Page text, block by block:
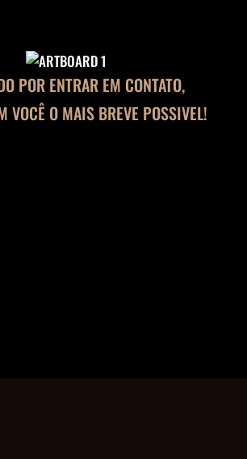
POR ENTRAR EM CONTATO,
VOCÊ O MAIS BREVE POSSIVEL!